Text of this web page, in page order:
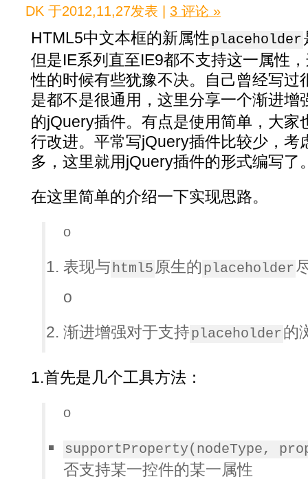
DK 于2012,11,27发表 | 3 评论 »
HTML5中文本框的新属性placeholder
但是IE系列直至IE9都不支持这一属性
性的时候有些犹豫不决。自己曾经写过
是都不是很通用，这里分享一个渐进增
的jQuery插件。有点是使用简单，大家
行改进。平常写jQuery插件比较少，考
多，这里就用jQuery插件的形式编写了
在这里简单的介绍一下实现思路。
o
表现与html5 原生的 placeholder
o
渐进增强对于支持placeholder的
1.首先是几个工具方法：
o
supportProperty(nodeType,
否支持某一控件的某一属性